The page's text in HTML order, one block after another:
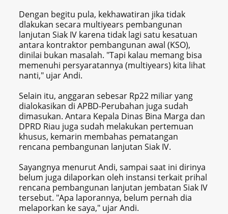
Dengan begitu pula, kekhawatiran jika tidak
dlakukan secara multiyears pembangunan
lanjutan Siak IV karena tidak lagi satu kesatuan
antara kontraktor pembangunan awal (KSO),
dinilai bukan masalah. "Tapi kalau memang bisa
memenuhi persyaratannya (multiyears) kita lihat
nanti," ujar Andi.
Selain itu, anggaran sebesar Rp22 miliar yang
dialokasikan di APBD-Perubahan juga sudah
dimasukan. Antara Kepala Dinas Bina Marga dan
DPRD Riau juga sudah melakukan pertemuan
khusus, kemarin membahas pematangan
rencana pembangunan lanjutan Siak IV.
Sayangnya menurut Andi, sampai saat ini dirinya
belum juga dilaporkan oleh instansi terkait prihal
rencana pembangunan lanjutan jembatan Siak IV
tersebut. "Apa laporannya, belum pernah dia
melaporkan ke saya," ujar Andi.